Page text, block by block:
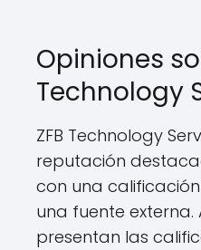
Opiniones
Technology
ZFB Technology
reputación
con una calificación
una fuente externa.
presentan las